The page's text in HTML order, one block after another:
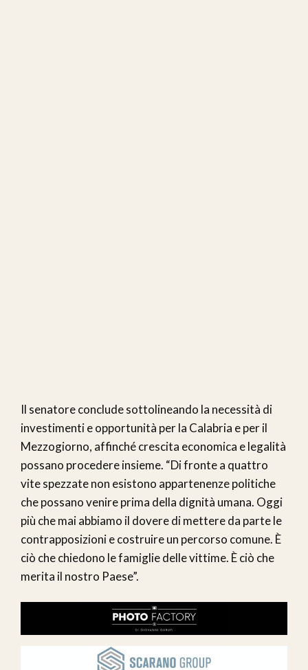
Il senatore conclude sottolineando la necessità di
investimenti e opportunità per la Calabria e per il
Mezzogiorno, affinché crescita economica e legalità
possano procedere insieme. “Di fronte a quattro
vite spezzate non esistono appartenenze politiche
che possano venire prima della dignità umana. Oggi
più che mai abbiamo il dovere di mettere da parte le
contrapposizioni e costruire un percorso comune. È
ciò che chiedono le famiglie delle vittime. È ciò che
merita il nostro Paese”.